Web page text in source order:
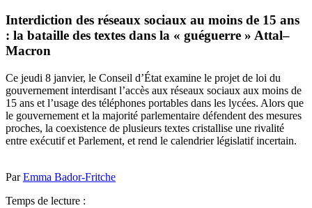
Interdiction des réseaux sociaux au moins de 15 ans
: la bataille des textes dans la « guéguerre » Attal–
Macron
Ce jeudi 8 janvier, le Conseil d’État examine le projet de loi du
gouvernement interdisant l’accès aux réseaux sociaux aux moins de
15 ans et l’usage des téléphones portables dans les lycées. Alors que
le gouvernement et la majorité parlementaire défendent des mesures
proches, la coexistence de plusieurs textes cristallise une rivalité
entre exécutif et Parlement, et rend le calendrier législatif incertain.
ParEmma Bador-Fritche
Temps de lecture :